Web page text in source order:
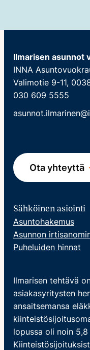
Ilmarisen asunnot
INNA
Valimotie 9-11,
030 609 5555
Ota yhteyttä
Sähköinen asiointi
Asuntohakemus
Asunnon
Puheluiden hinnat
Ilmarisen tehtävä
asiakasyritysten
ansaitsemansa
lopussa oli noin